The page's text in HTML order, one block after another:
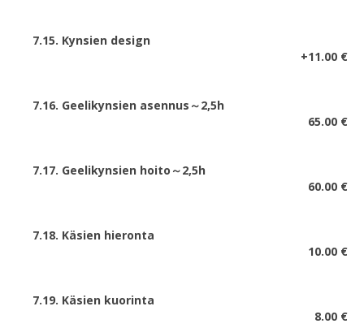
7.15. Kynsien design
+11.00 €
7.16. Geelikynsien asennus～2,5h
65.00 €
7.17. Geelikynsien hoito～2,5h
60.00 €
7.18. Käsien hieronta
10.00 €
7.19. Käsien kuorinta
8.00 €